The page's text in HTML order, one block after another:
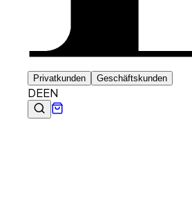
Privatkunden Geschäftskunden
DEEN